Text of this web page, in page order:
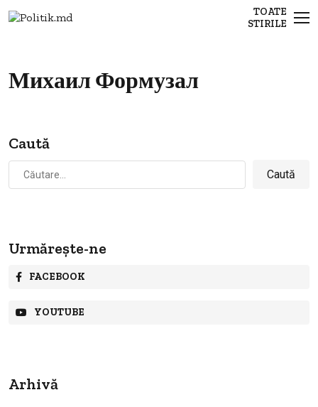
TOATE
STIRILE
Михаил Формузал
Caută
Caută
după:
Urmărește-ne
FACEBOOK
YOUTUBE
Arhivă